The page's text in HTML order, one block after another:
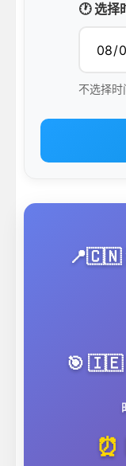
🕐 选择
不选择
📍🇨🇳
🎯 🇮🇪